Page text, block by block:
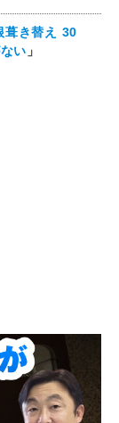
葺き替え 30
い 」